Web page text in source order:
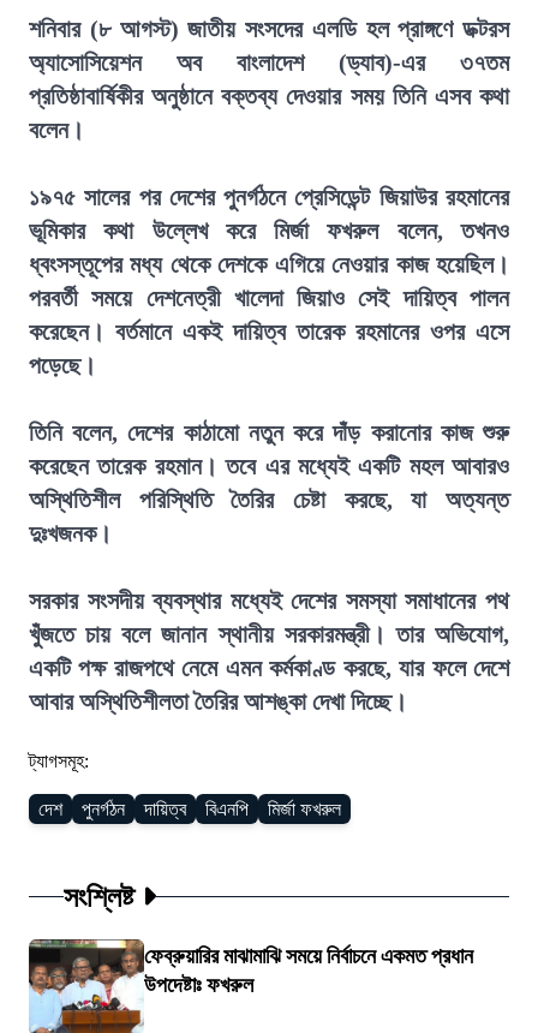
শনিবার (৮ আগস্ট) জাতীয় সংসদের এলডি হল প্রাঙ্গণে ডক্টরস
অ্যাসোসিয়েশন অব বাংলাদেশ (ড্যাব)-এর ৩৭তম
প্রতিষ্ঠাবার্ষিকীর অনুষ্ঠানে বক্তব্য দেওয়ার সময় তিনি এসব কথা
বলেন।
১৯৭৫ সালের পর দেশের পুনর্গঠনে প্রেসিডেন্ট জিয়াউর রহমানের
ভূমিকার কথা উল্লেখ করে মির্জা ফখরুল বলেন, তখনও
ধ্বংসস্তূপের মধ্য থেকে দেশকে এগিয়ে নেওয়ার কাজ হয়েছিল।
পরবর্তী সময়ে দেশনেত্রী খালেদা জিয়াও সেই দায়িত্ব পালন
করেছেন। বর্তমানে একই দায়িত্ব তারেক রহমানের ওপর এসে
পড়েছে।
তিনি বলেন, দেশের কাঠামো নতুন করে দাঁড় করানোর কাজ শুরু
করেছেন তারেক রহমান। তবে এর মধ্যেই একটি মহল আবারও
অস্থিতিশীল পরিস্থিতি তৈরির চেষ্টা করছে, যা অত্যন্ত
দুঃখজনক।
সরকার সংসদীয় ব্যবস্থার মধ্যেই দেশের সমস্যা সমাধানের পথ
খুঁজতে চায় বলে জানান স্থানীয় সরকারমন্ত্রী। তার অভিযোগ,
একটি পক্ষ রাজপথে নেমে এমন কর্মকাণ্ড করছে, যার ফলে দেশে
আবার অস্থিতিশীলতা তৈরির আশঙ্কা দেখা দিচ্ছে।
ট্যাগসমূহ:
দেশ পুনর্গঠন দায়িত্ব বিএনপি মির্জা ফখরুল
সংশ্লিষ্ট
ফেব্রুয়ারির মাঝামাঝি সময়ে নির্বাচনে একমত প্রধান
উপদেষ্টাঃ ফখরুল